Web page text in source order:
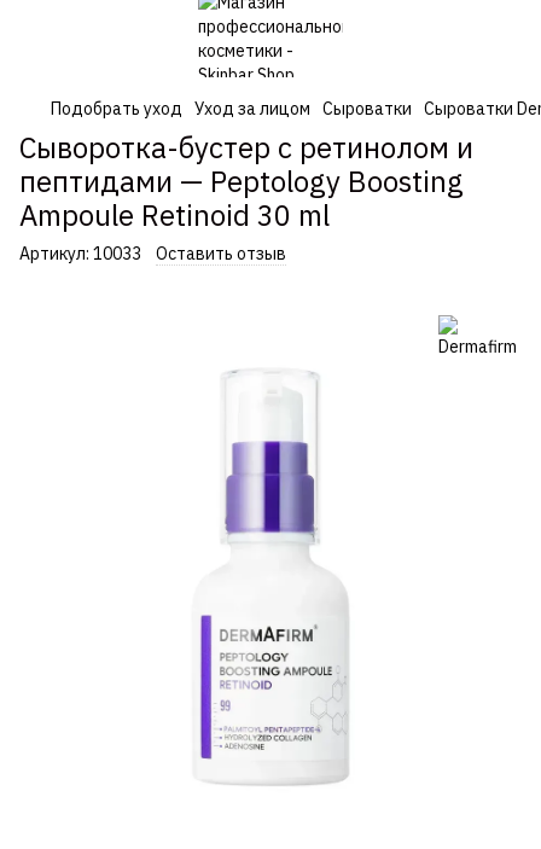
Подобрать уход Уход за лицом Сыроватки Сыроватки
Сыворотка-бустер с ретинолом и
пептидами — Peptology Boosting
Ampoule Retinoid 30 ml
Артикул: 10033 Оставить отзыв